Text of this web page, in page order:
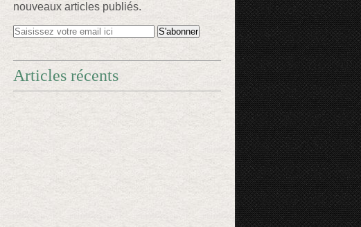
nouveaux articles publiés.
Articles récents